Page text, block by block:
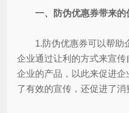
一、防伪优惠券带来的
1.防伪优惠券可以帮助企
企业通过让利的方式来宣
企业的产品，以此来促进
了有效的宣传，还促进了消